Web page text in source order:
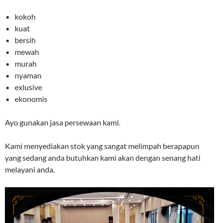
kokoh
kuat
bersih
mewah
murah
nyaman
exlusive
ekonomis
Ayo gunakan jasa persewaan kami.
Kami menyediakan stok yang sangat melimpah berapapun
yang sedang anda butuhkan kami akan dengan senang hati
melayani anda.